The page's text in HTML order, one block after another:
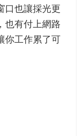
口也讓採光更
也有付上網路
你工作累了可